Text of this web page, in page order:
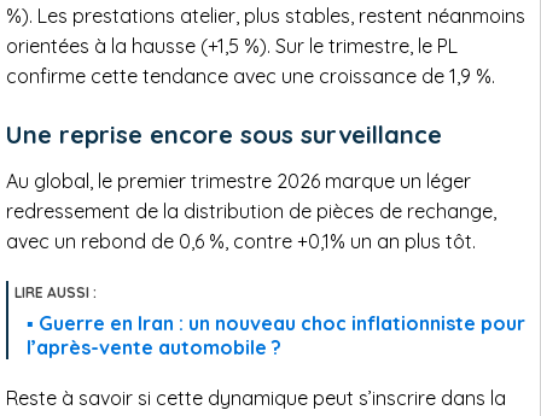
%). Les prestations atelier, plus stables, restent néanmoins
orientées à la hausse (+1,5 %). Sur le trimestre, le PL
confirme cette tendance avec une croissance de 1,9 %.
Une reprise encore sous surveillance
Au global, le premier trimestre 2026 marque un léger
redressement de la distribution de pièces de rechange,
avec un rebond de 0,6 %, contre +0,1% un an plus tôt.
Guerre en Iran : un nouveau choc inflationniste pour
l’après-vente automobile ?
Reste à savoir si cette dynamique peut s’inscrire dans la